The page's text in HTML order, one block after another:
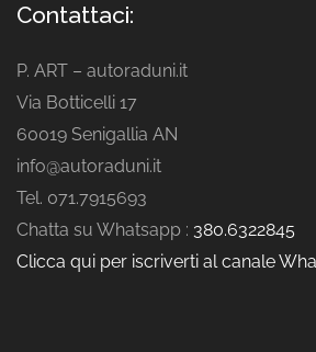
Contattaci:
P. ART – autoraduni.it
Via Botticelli 17
60019 Senigallia AN
info@autoraduni.it
Tel. 071.7915693
Chatta su Whatsapp : 380.6322845
Clicca qui per iscriverti al canale